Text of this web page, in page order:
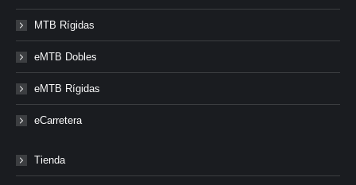
MTB Rígidas
eMTB Dobles
eMTB Rígidas
eCarretera
Tienda